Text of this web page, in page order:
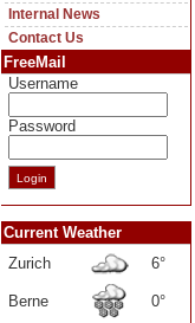
Internal News
Contact Us
FreeMail
Username
Password
Current Weather
Zurich
6°
Berne 0°